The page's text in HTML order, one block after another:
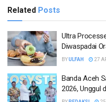
Related Posts
Ultra
Diwaspadai
BYULFAH 27
Banda Aceh
2026, Unggul